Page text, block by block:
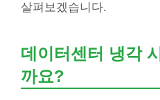
살펴보겠습니다.
데이터센터 냉각
까요?